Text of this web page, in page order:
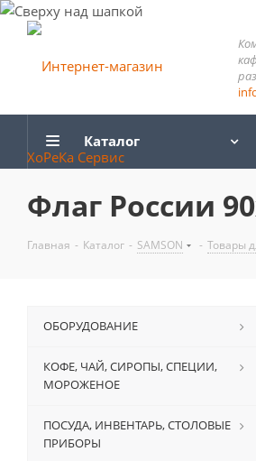
Каталог
Флаг России
Главная - Каталог - SAMSON - Товары
ОБОРУДОВАНИЕ
КОФЕ, ЧАЙ, СИРОПЫ, СПЕЦИИ,
МОРОЖЕНОЕ
ПОСУДА, ИНВЕНТАРЬ, СТОЛОВЫЕ
ПРИБОРЫ